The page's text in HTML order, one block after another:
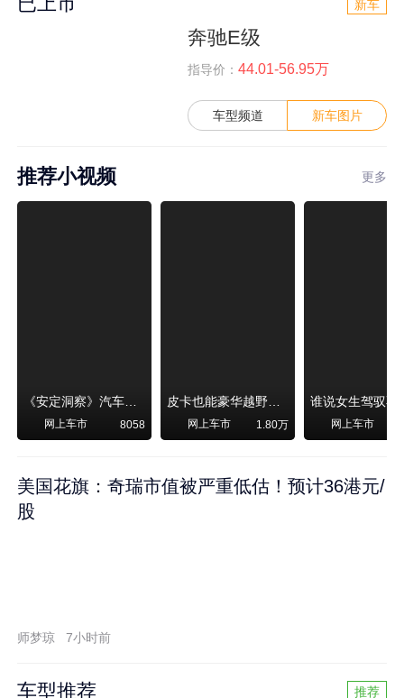
新车
奔驰E级
指导价： 44.01-56.95万
车型频道 新车图片
推荐小视频 更多
《安定洞察》汽车烧不烧油，和石油安全无关！
网上车市 8058
皮卡也能豪华越野！纵横F700上市，限时卖29.99万起
网上车市 1.80万 网上车市
美国花旗：奇瑞市值被严重低估！预计36港元/
股
师梦琼 7小时前
车型推荐 推荐